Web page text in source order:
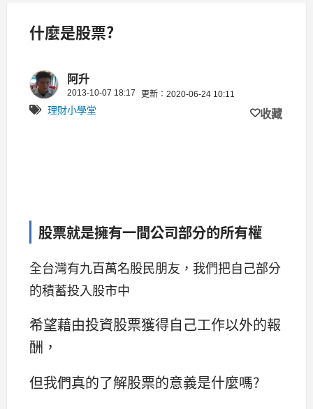
什麼是股票?
阿升
2013-10-07 18:17 更新：2020-06-24 10:11
理財小學堂 收藏
股票就是擁有一間公司部分的所有權
全台灣有九百萬名股民朋友，我們把自己部分
的積蓄投入股市中
希望藉由投資股票獲得自己工作以外的報
酬，
但我們真的了解股票的意義是什麼嗎?